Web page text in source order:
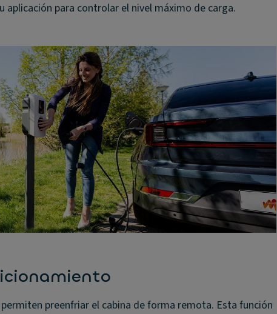
aplicación para controlar el nivel máximo de carga.
preenfriar el cabina de forma remota. Esta función